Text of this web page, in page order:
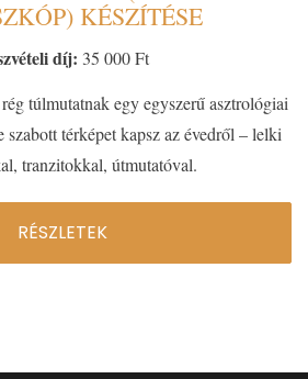
KÉSZÍTÉSE
díj: 35 000 Ft
túlmutatnak egy egyszerű asztrológiai
szabott térképet kapsz az évedről – lelki
tranzitokkal, útmutatóval.
RÉSZLETEK